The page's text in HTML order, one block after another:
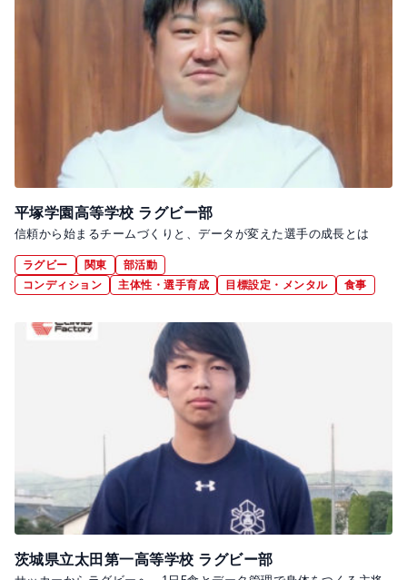
平塚学園高等学校 ラグビー部
信頼から始まるチームづくりと、データが変えた選手の成長とは
ラグビー 関東
部活動
コンディション
主体性・選手育成 目標設定・メンタル 食事
茨城県立太田第一高等学校 ラグビー部